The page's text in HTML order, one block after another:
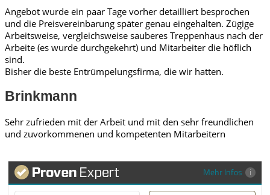
Angebot wurde ein paar Tage vorher detailliert besprochen
und die Preisvereinbarung später genau eingehalten. Zügige
Arbeitsweise, vergleichsweise sauberes Treppenhaus nach der
Arbeite (es wurde durchgekehrt) und Mitarbeiter die höflich
sind.
Bisher die beste Entrümpelungsfirma, die wir hatten.
Brinkmann
Sehr zufrieden mit der Arbeit und mit den sehr freundlichen
und zuvorkommenen und kompetenten Mitarbeitern
Mehr Infos